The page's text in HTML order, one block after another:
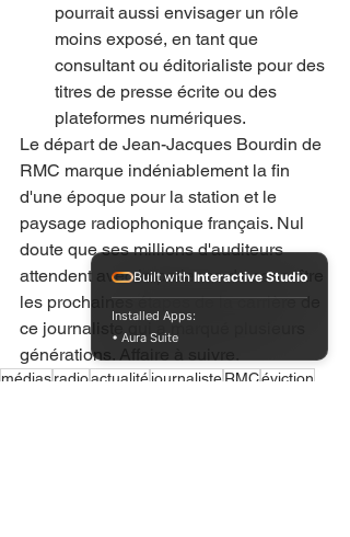
pourrait aussi envisager un rôle
moins exposé, en tant que
consultant ou éditorialiste pour des
titres de presse écrite ou des
plateformes numériques.
Le départ de Jean-Jacques Bourdin de
RMC marque indéniablement la fin
d'une époque pour la station et le
paysage radiophonique français. Nul
doute que ses millions d'auditeurs
attendent avec impatience de connaître
les prochaines étapes de la carrière de
ce journaliste qui a marqué plusieurs
générations. Affaire à suivre.
médiasradioactualitéjournalisteRMCéviction
Built with Interactive Studio
Installed Apps:
• Aura Suite